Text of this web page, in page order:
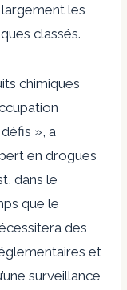
les
classés.
chimiques
», a
en drogues
dans le
que le
des
et
surveillance